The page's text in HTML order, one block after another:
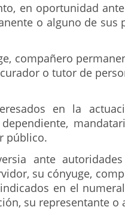
en oportunidad
o alguno de sus
compañero
o tutor de
en la
público.
ante
su cónyuge,
en el
su representante o